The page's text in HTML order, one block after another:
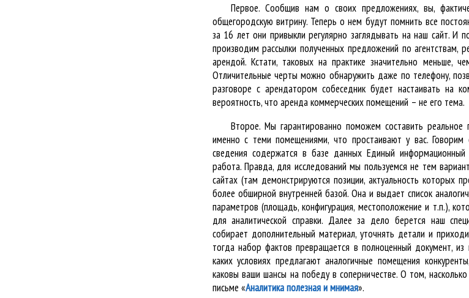
Первое. Сообщив нам о своих предложениях, вы,
общегородскую витрину. Теперь о нем будут помнить все
за 16 лет они привыкли регулярно заглядывать на наш сайт.
производим рассылки полученных предложений по агентствам,
арендой. Кстати, таковых на практике значительно меньше,
Отличительные черты можно обнаружить даже по телефону,
разговоре с арендатором собеседник будет настаивать на
вероятность, что аренда коммерческих помещений – не его тема.
Второе. Мы гарантированно поможем составить реальное
именно с теми помещениями, что простаивают у вас. Говорим
сведения содержатся в базе данных Единый
работа. Правда, для исследований мы пользуемся не тем
сайтах (там демонстрируются позиции, актуальность которых
более обширной внутренней базой. Она и выдает список
параметров (площадь, конфигурация, местоположение и т.п.),
для аналитической справки. Далее за дело берется наш
собирает дополнительный материал, уточнять детали и
тогда набор фактов превращается в полноценный документ,
каких условиях предлагают аналогичные помещения
каковы ваши шансы на победу в соперничестве. О том,
письме «Аналитика полезная и мнимая».